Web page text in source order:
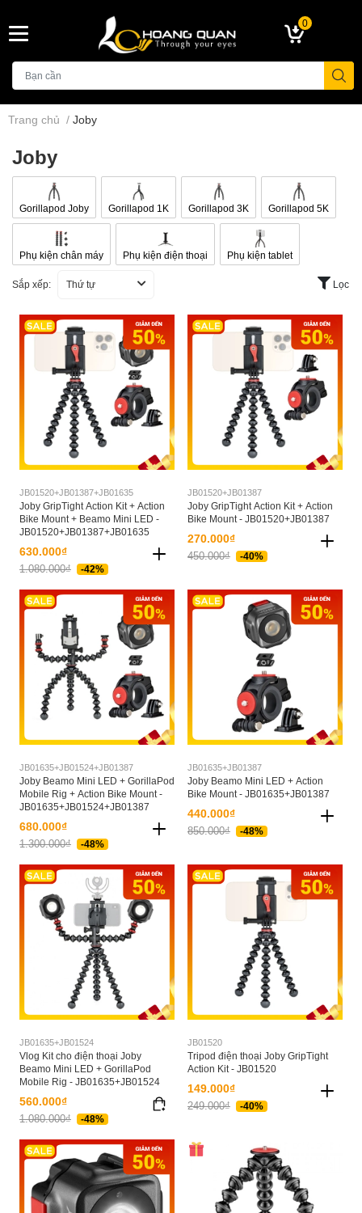
0
Trang chủ / Joby
Joby
Gorillapod Joby Gorillapod 1K Gorillapod 3K Gorillapod 5K
Phụ kiện chân máy Phụ kiện điện thoại Phụ kiện tablet
Sắp xếp: Thứ tự Lọc
JB01520+JB01387+JB01635
Joby GripTight Action Kit + Action
Bike Mount + Beamo Mini LED -
JB01520+JB01387+JB01635
630.000₫
1.080.000₫ -42%
JB01520+JB01387
Joby GripTight Action Kit + Action
Bike Mount - JB01520+JB01387
270.000₫
450.000₫ -40%
JB01635+JB01524+JB01387
Joby Beamo Mini LED + GorillaPod
Mobile Rig + Action Bike Mount -
JB01635+JB01524+JB01387
680.000₫
1.300.000₫ -48%
JB01635+JB01387
Joby Beamo Mini LED + Action
Bike Mount - JB01635+JB01387
440.000₫
850.000₫ -48%
JB01635+JB01524
Vlog Kit cho điện thoại Joby
Beamo Mini LED + GorillaPod
Mobile Rig - JB01635+JB01524
560.000₫
1.080.000₫ -48%
JB01520
Tripod điện thoại Joby GripTight
Action Kit - JB01520
149.000₫
249.000₫ -40%